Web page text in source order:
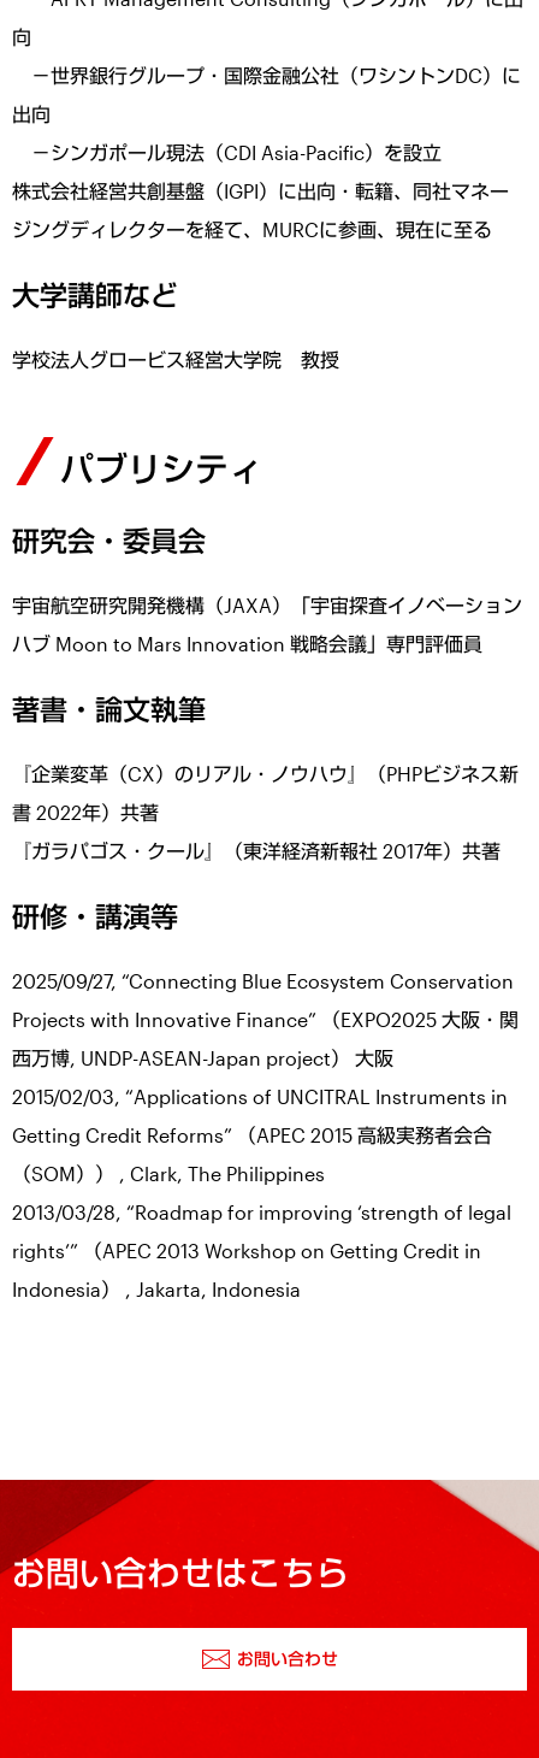
向
－世界銀行グループ・国際金融公社（ワシントンDC）に
出向
－シンガポール現法（CDI Asia-Pacific）を設立
株式会社経営共創基盤（IGPI）に出向・転籍、同社マネー
ジングディレクターを経て、MURCに参画、現在に至る
大学講師など
学校法人グロービス経営大学院 教授
パブリシティ
研究会・委員会
宇宙航空研究開発機構（JAXA）「宇宙探査イノベーション
ハブ Moon to Mars Innovation 戦略会議」専門評価員
著書・論文執筆
『企業変革（CX）のリアル・ノウハウ』（PHPビジネス新
書 2022年）共著
『ガラパゴス・クール』（東洋経済新報社 2017年）共著
研修・講演等
2025/09/27, “Connecting Blue Ecosystem Conservation
Projects with Innovative Finance” （EXPO2025 大阪・関
西万博, UNDP-ASEAN-Japan project） 大阪
2015/02/03, “Applications of UNCITRAL Instruments in
Getting Credit Reforms” （APEC 2015 高級実務者会合
（SOM）） , Clark, The Philippines
2013/03/28, “Roadmap for improving ‘strength of legal
rights’” （APEC 2013 Workshop on Getting Credit in
Indonesia） , Jakarta, Indonesia
お問い合わせはこちら
お問い合わせ